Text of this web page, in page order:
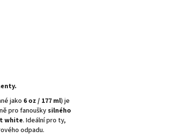
jako 6 oz / 177 ml) je
pro fanouškysilného
white. Ideální pro ty,
odpadu.